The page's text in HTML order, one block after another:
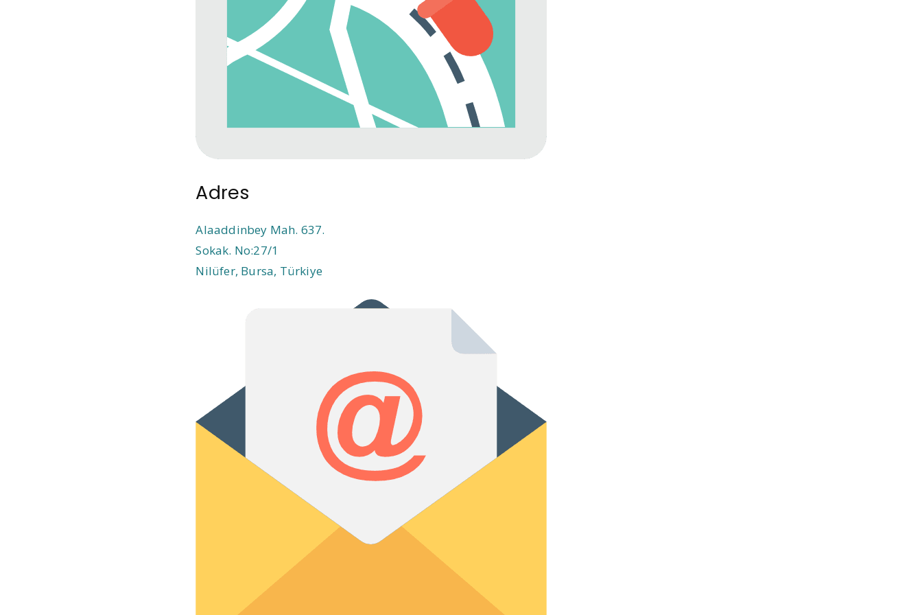
Adres
Alaaddinbey Mah. 637.
Sokak. No:27/1
Nilüfer, Bursa, Türkiye